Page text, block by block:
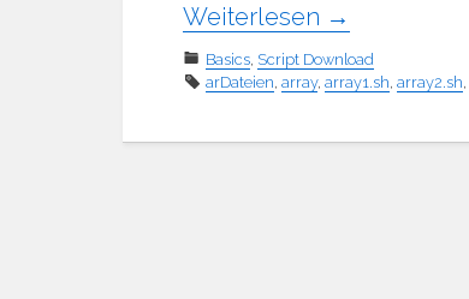
Weiterlesen →
Basics Script Download
arDateien array, array1.sh array2.sh